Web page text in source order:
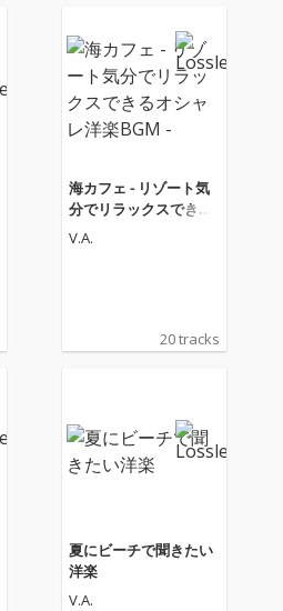
「波」の二つの意味合
いを持っている単語を
用いて440 Acoustic Wa
vesというタイトルと
つけることになった。
参加アーティストはAt
u、GoryMurgy、Sans
Blague、2 Day Old Sn
eakers、Vanillare、Vi
asの7組。それぞれの
ジョンにも期待されて
海カフェ - リゾート気
分でリラックスできる
オシャレ洋楽BGM -
V.A.
20 tracks
夏にビーチで聞きたい
洋楽
V.A.